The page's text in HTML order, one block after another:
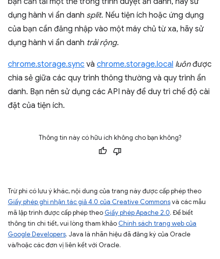
dụng hành vi ẩn danh split. Nếu tiện ích hoặc ứng dụng
của bạn cần đăng nhập vào một máy chủ từ xa, hãy sử
dụng hành vi ẩn danh trải rộng.
chrome.storage.sync và chrome.storage.local luônđược
chia sẻ giữa các quy trình thông thường và quy trình ẩn
danh. Bạn nên sử dụng các API này để duy trì chế độ cài
đặt của tiện ích.
Thông tin này có hữu ích không cho bạn không?
Trừ phi có lưu ý khác, nội dung của trang này được cấp phép theo
Giấy phép ghi nhận tác giả 4.0 của Creative Commonsvà các mẫu
mã lập trình được cấp phép theo Giấy phép Apache 2.0. Để biết
thông tin chi tiết, vui lòng tham khảo Chính sách trang web của
Google Developers. Java là nhãn hiệu đã đăng ký của Oracle
và/hoặc các đơn vị liên kết với Oracle.